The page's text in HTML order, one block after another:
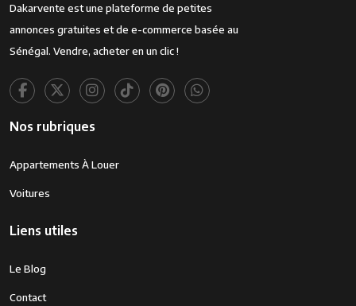
Dakarvente est une plateforme de petites
annonces gratuites et de e-commerce basée au
Sénégal. Vendre, acheter en un clic !
Nos rubriques
Appartements À Louer
Voitures
Liens utiles
Le Blog
Contact